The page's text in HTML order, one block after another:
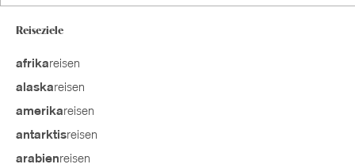
Reiseziele
afrikareisen
alaskareisen
amerikareisen
antarktisreisen
arabienreisen